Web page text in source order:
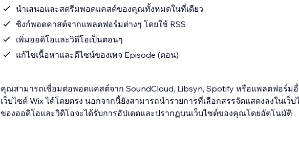
นำเสนอและสตรีมพอดแคสต์ของคุณทั้งหมดในที่เดียว
ซิงก์พอดคาสต์จากแพลตฟอร์มต่างๆ โดยใช้ RSS
เพิ่มออดิโอและวิดีโอเป็นตอนๆ
แก้ไขเนื้อหาและดีไซน์ของเพจ Episode (ตอน)
คุณสามารถเชื่อมต่อพอดแคสต์จาก SoundCloud, Libsyn, Spotify หรือแพลตฟอร์ม
เว็บไซต์ Wix ได้โดยตรง นอกจากนี้ยังสามารถนำรายการที่เลือกสรรจัดแสดงลงในเว็
ของออดิโอและวิดิโอจะได้รับการอัปเดตและปรากฏบนเว็บไซต์ของคุณโดยอัตโนมัติ